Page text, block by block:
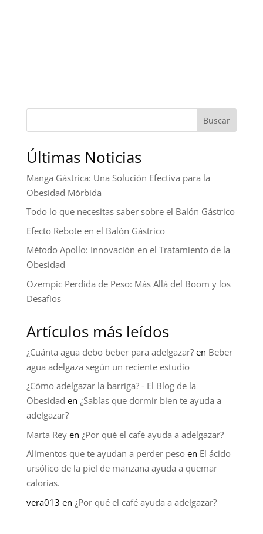
Buscar
Últimas Noticias
Manga Gástrica: Una Solución Efectiva para la
Obesidad Mórbida
Todo lo que necesitas saber sobre el Balón Gástrico
Efecto Rebote en el Balón Gástrico
Método Apollo: Innovación en el Tratamiento de la
Obesidad
Ozempic Perdida de Peso: Más Allá del Boom y los
Desafíos
Artículos más leídos
¿Cuánta agua debo beber para adelgazar?en Beber
agua adelgaza según un reciente estudio
¿Cómo adelgazar la barriga? - El Blog de la
Obesidad en ¿Sabías que dormir bien te ayuda a
adelgazar?
Marta Reyen ¿Por qué el café ayuda a adelgazar?
Alimentos que te ayudan a perder pesoen El ácido
ursólico de la piel de manzana ayuda a quemar
calorías.
vera013 en ¿Por qué el café ayuda a adelgazar?